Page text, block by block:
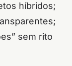
híbridos;
sem rito